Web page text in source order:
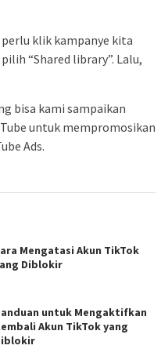
klik kampanye kita
“Shared library”. Lalu,
bisa kami sampaikan
untuk mempromosikan
Ads.
Mengatasi Akun TikTok
Diblokir
untuk Mengaktifkan
Akun TikTok yang